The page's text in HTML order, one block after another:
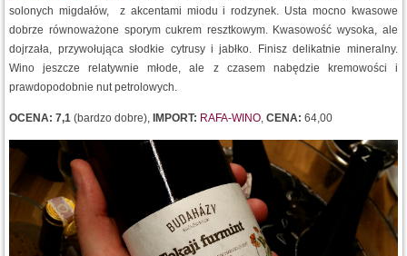
solonych migdałów, z akcentami miodu i rodzynek. Usta mocno kwasowe
dobrze równoważone sporym cukrem resztkowym. Kwasowość wysoka, ale
dojrzała, przywołująca słodkie cytrusy i jabłko. Finisz delikatnie mineralny.
Wino jeszcze relatywnie młode, ale z czasem nabędzie kremowości i
prawdopodobnie nut petrolowych.
OCENA: 7,1 (bardzo dobre),IMPORT: RAFA-WINO,CENA: 64,00